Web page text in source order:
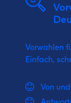
Vorwahlen
Einfach,
Von